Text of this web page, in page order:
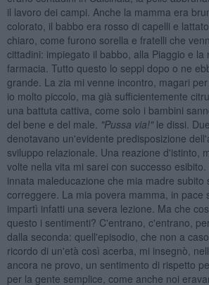
il lavoro dei campi. Anche la mamma era
colorato, il babbo era rosso di capelli e
chiaro, come furono sorella e fratelli che
cittadini: impiegato il babbo, alla Piaggio e la
farmacia. Tutto questo lo seppi dopo o ne
grande. La zia mi venne incontro, magari
io molto piccolo, ma già sufficientemente
una battuta cattiva, come solo i bambini
del bene e del male. "Pussa via!" le dissi.
denotavano un'evidente predisposizione
sviluppo relazionale. Una reazione d'istinto,
volte nella vita mi sarei con successo esibito.
innata maleducazione che mia madre subito
correggere. La mia povera mamma, in pace
impartì infatti una severa lezione. Ma che
questo i sentimenti? C'entrano, c'entrano,
dalla seconda: quell'episodio, che non a
ricordo di un'età così acerba, mi insegnò,
ancora ne provo, un sentimento di rispetto
per la gente semplice, come anche noi